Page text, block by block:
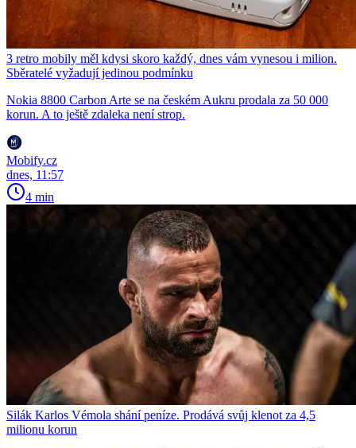
3 retro mobily měl kdysi skoro každý, dnes vám vynesou i milion.
Sběratelé vyžadují jedinou podmínku
Nokia 8800 Carbon Arte se na českém Aukru prodala za 50 000
korun. A to ještě zdaleka není strop.
Mobify.cz
dnes, 11:57
4 min
Silák Karlos Vémola shání peníze. Prodává svůj klenot za 4,5
milionu korun